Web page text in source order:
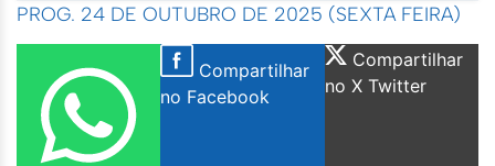
PROG. 24 DE OUTUBRO DE 2025 (SEXTA FEIRA)
Compartilhar
no Facebook
Compartilhar
no X Twitter